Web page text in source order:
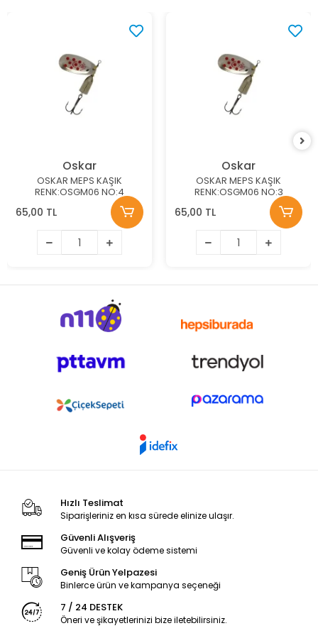
Oskar
OSKAR MEPS KAŞIK
RENK:OSGM06 NO:4
65,00 TL
Oskar
OSKAR MEPS KAŞIK
RENK:OSGM06 NO:3
65,00 TL
Hızlı Teslimat
Siparişleriniz en kısa sürede elinize ulaşır.
Güvenli Alışveriş
Güvenli ve kolay ödeme sistemi
Geniş Ürün Yelpazesi
Binlerce ürün ve kampanya seçeneği
7 / 24 DESTEK
Öneri ve şikayetlerinizi bize iletebilirsiniz.